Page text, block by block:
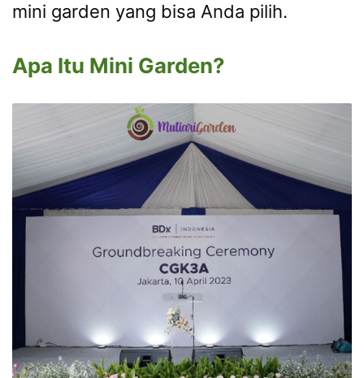
mini garden yang bisa Anda pilih.
Apa Itu Mini Garden?